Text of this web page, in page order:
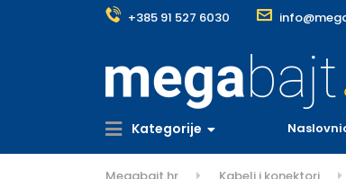
+385 91 527 6030
Kategorije